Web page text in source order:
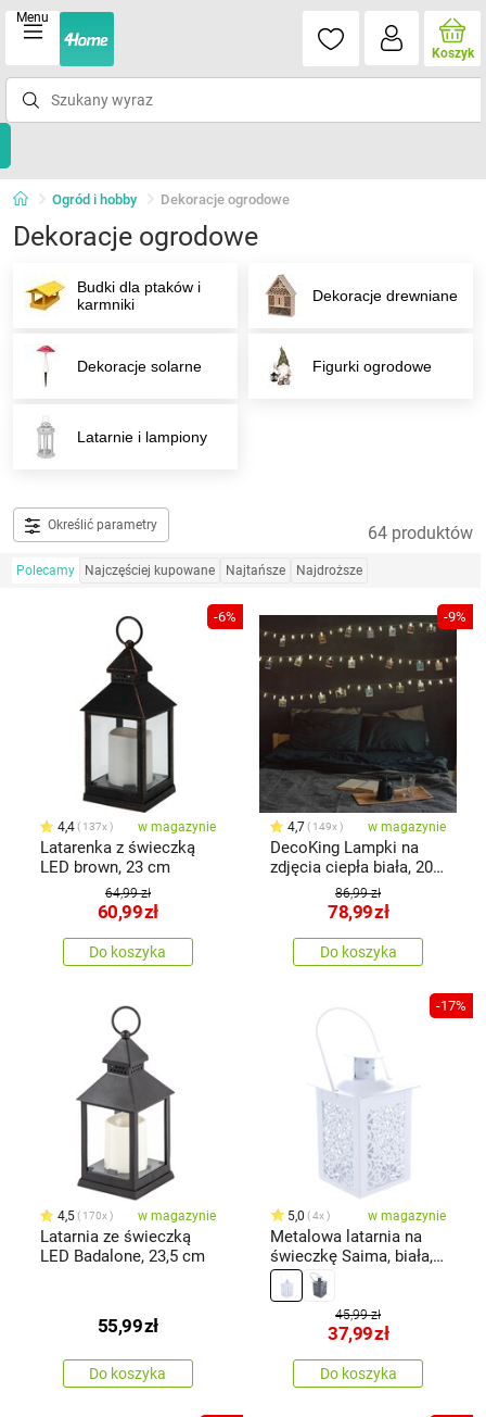
Menu
Koszyk
Ogród i hobby Dekoracje ogrodowe
Dekoracje ogrodowe
Budki dla ptaków i
karmniki
Dekoracje drewniane
Dekoracje solarne Figurki ogrodowe
Latarnie i lampiony
Określić parametry 64 produktów
Polecamy Najczęściej kupowane Najtańsze Najdroższe
-6%
4,4 137x w magazynie
Latarenka z świeczką
LED brown, 23 cm
64,99 zł
60,99zł
Do koszyka
-9%
4,7 149x w magazynie
DecoKing Lampki na
zdjęcia ciepła biała, 20
86,99 zł
78,99zł
Do koszyka
4,5 170x w magazynie
Latarnia ze świeczką
LED Badalone, 23,5 cm
55,99zł
Do koszyka
-17%
5,0 4x w magazynie
Metalowa latarnia na
świeczkę Saima, biała,
7,5 x12 x 7,5 cm
45,99 zł
37,99zł
Do koszyka